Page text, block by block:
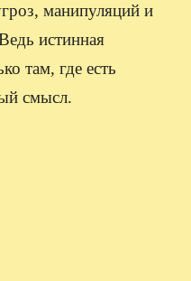
манипуляций и
истинная
там, где есть
смысл.